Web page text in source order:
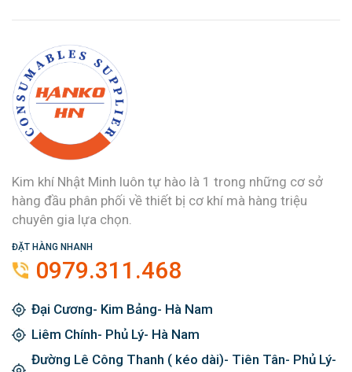
Kim khí Nhật Minh luôn tự hào là 1 trong những cơ sở
hàng đầu phân phối về thiết bị cơ khí mà hàng triệu
chuyên gia lựa chọn.
ĐẶT HÀNG NHANH
0979.311.468
Đại Cương- Kim Bảng- Hà Nam
Liêm Chính- Phủ Lý- Hà Nam
Đường Lê Công Thanh ( kéo dài)- Tiên Tân- Phủ Lý-